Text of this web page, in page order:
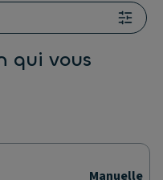
qui vous
Manuelle